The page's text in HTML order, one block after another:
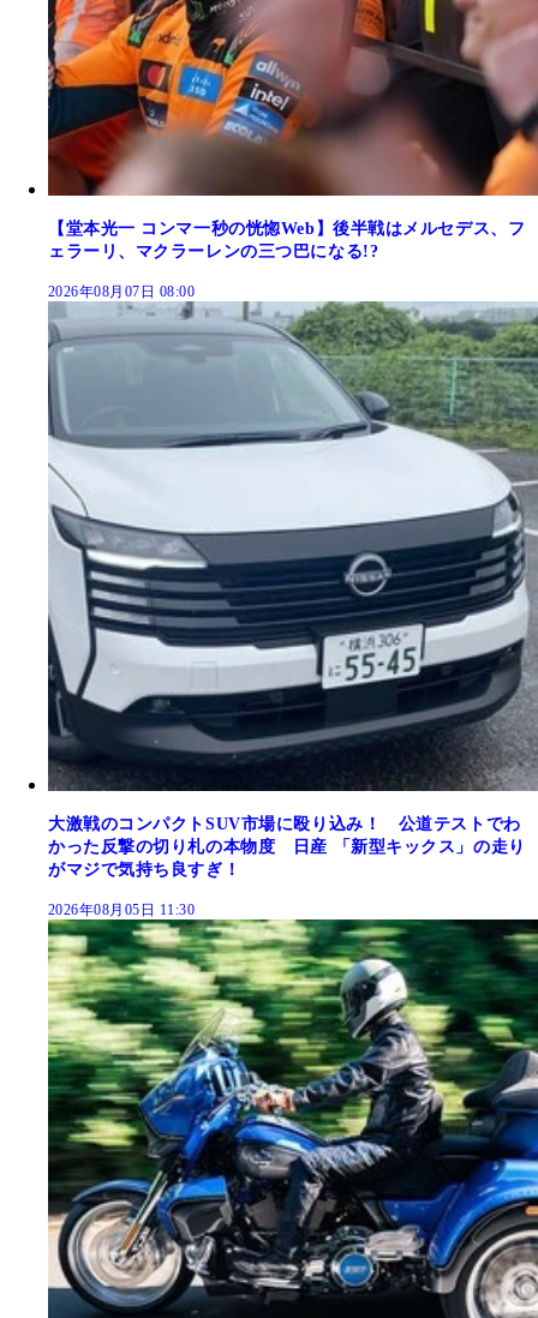
【堂本光一 コンマ一秒の恍惚Web】後半戦はメルセデス、フ
ェラーリ、マクラーレンの三つ巴になる!?
2026年08月07日 08:00
大激戦のコンパクトSUV市場に殴り込み！ 公道テストでわ
かった反撃の切り札の本物度 日産 「新型キックス」の走り
がマジで気持ち良すぎ！
2026年08月05日 11:30